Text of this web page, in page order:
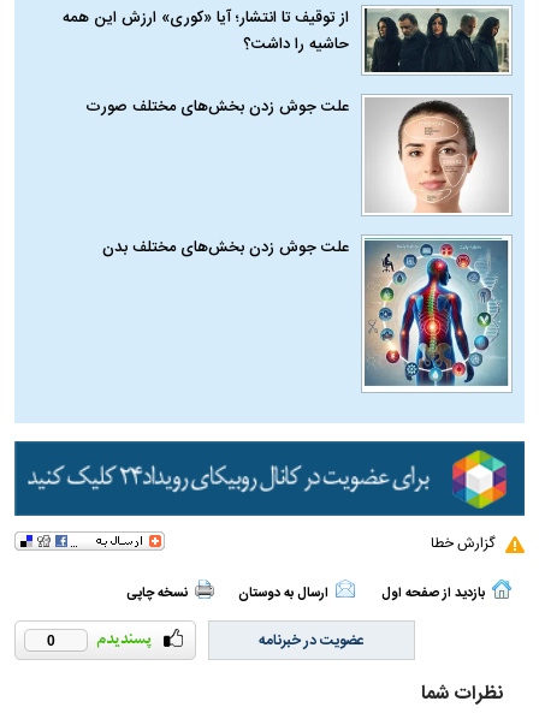
از توقیف تا انتشار؛ آیا «کوری» ارزش این همه
حاشیه را داشت؟
علت جوش زدن بخش‌های مختلف صورت
علت جوش زدن بخش‌های مختلف بدن
گزارش خطا
بازدید از صفحه اول ارسال به دوستان نسخه چاپی
0 عضویت در خبرنامه
نظرات شما